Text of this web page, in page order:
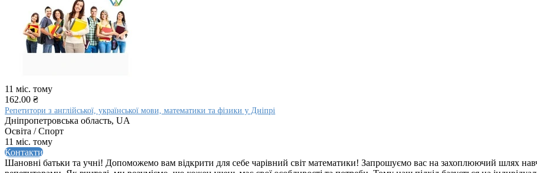
11 міс. тому
162.00 ₴
Репетитори з англійської, української мови, математики та фізики у Дніпрі
Дніпропетровська область, UA
Освіта / Спорт
11 міс. тому
Контакти
Шановні батьки та учні! Допоможемо вам відкрити для себе чарівний світ математики! Запрошуємо вас на захоплюючий шлях